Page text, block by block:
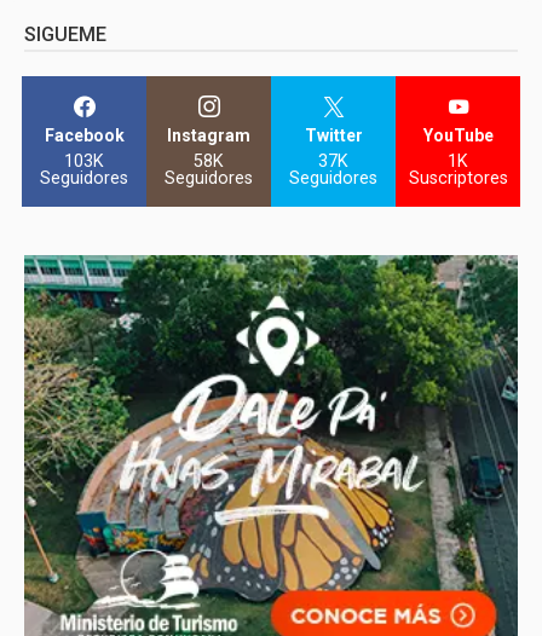
SIGUEME
Facebook
103K
Seguidores
Instagram
58K
Seguidores
Twitter
37K
Seguidores
YouTube
1K
Suscriptores